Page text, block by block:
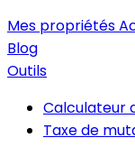
Mes propriétés
Blog
Outils
Calculateur
Taxe de